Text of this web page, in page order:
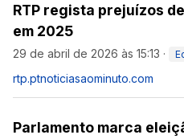
RTP regista prejuízos
em 2025
29 de abril de 2026 às 15:13 ·
rtp.ptnoticiasaominuto.com
Parlamento marca